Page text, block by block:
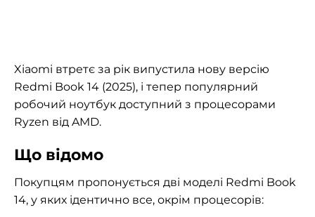
Xiaomi втретє за рік випустила нову версію
Redmi Book 14 (2025), і тепер популярний
робочий ноутбук доступний з процесорами
Ryzen від AMD.
Що відомо
Покупцям пропонується дві моделі Redmi Book
14, у яких ідентично все, окрім процесорів: